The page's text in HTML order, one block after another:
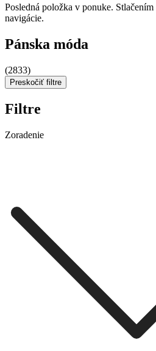
Posledná položka v ponuke.
navigácie.
Pánska móda
(2833)
Preskočiť filtre
Filtre
Zoradenie